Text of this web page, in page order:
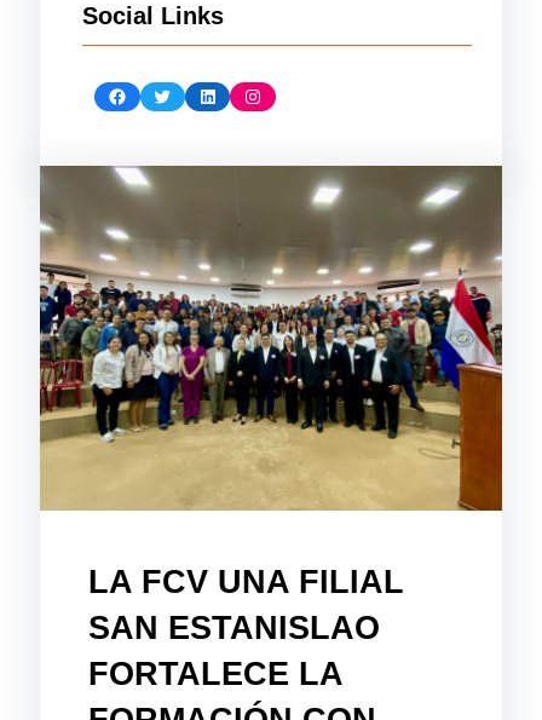
Social Links
Facebook Twitter LinkedIn Instagram
LA FCV UNA FILIAL
SAN ESTANISLAO
FORTALECE LA